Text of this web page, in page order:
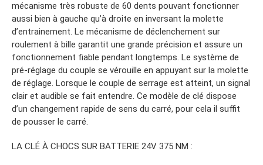
mécanisme très robuste de 60 dents pouvant fonctionner
aussi bien à gauche qu’à droite en inversant la molette
d’entrainement. Le mécanisme de déclenchement sur
roulement à bille garantit une grande précision et assure un
fonctionnement fiable pendant longtemps. Le système de
pré-réglage du couple se vérouille en appuyant sur la molette
de réglage. Lorsque le couple de serrage est atteint, un signal
clair et audible se fait entendre. Ce modèle de clé dispose
d’un changement rapide de sens du carré, pour cela il suffit
de pousser le carré.
LA CLÉ À CHOCS SUR BATTERIE 24V 375 NM :